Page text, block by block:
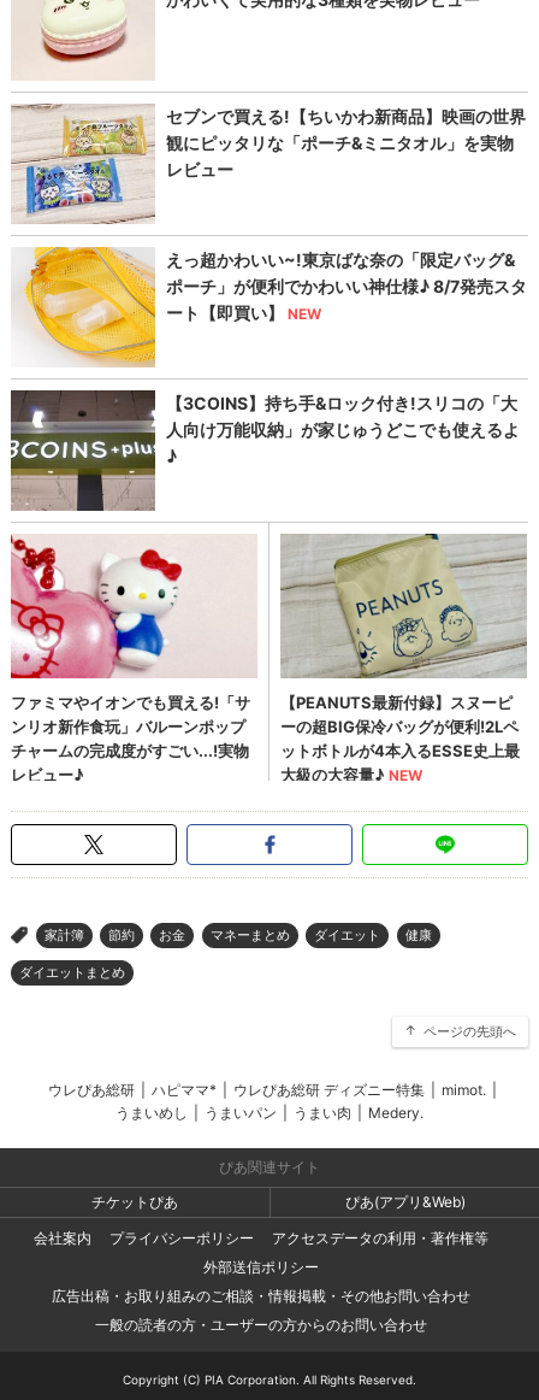
> 家計簿 節約 お金 マネーまとめ ダイエット 健康
ダイエットまとめ
ページの先頭へ
ウレぴあ総研 ハピママ* ウレぴあ総研 ディズニー特集 mimot.
うまいめし
うまいパン うまい肉 Medery.
ぴあ関連サイト
チケットぴあ
ぴあ(アプリ&Web)
会社案内
プライバシーポリシー
アクセスデータの利用・著作権等
外部送信ポリシー
広告出稿・お取り組みのご相談・情報掲載・その他お問い合わせ
一般の読者の方・ユーザーの方からのお問い合わせ
Copyright (C) PIA Corporation. All Rights Reserved.